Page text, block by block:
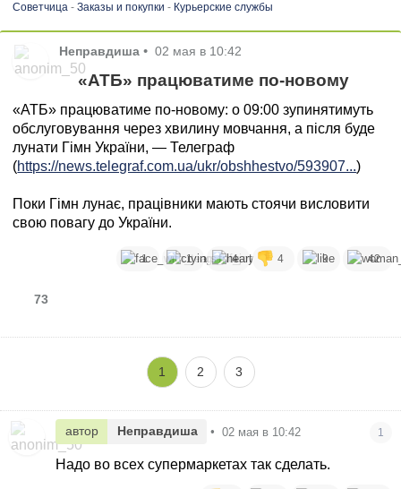
Советчица- Заказы и покупки - Курьерские службы
Неправдиша • 02 мая в 10:42
«АТБ» працюватиме по-новому
«АТБ» працюватиме по-новому: о 09:00 зупинятимуть
обслуговування через хвилину мовчання, а після буде
лунати Гімн України, — Телеграф
(https://news.telegraf.com.ua/ukr/obshhestvo/593907...)
Поки Гімн лунає, працівники мають стоячи висловити
свою повагу до України.
1 1 4 4 9 42
73
1 2 3
автор Неправдиша • 02 мая в 10:42 1
Надо во всех супермаркетах так сделать.